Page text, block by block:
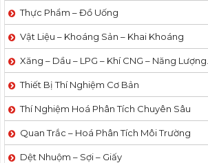
Thực Phẩm – Đồ Uống
Vật Liệu – Khoáng Sản – Khai Khoáng
Xăng – Dầu – LPG – Khí CNG – Năng Lượng…
Thiết Bị Thí Nghiệm Cơ Bản
Thí Nghiệm Hoá Phân Tích Chuyên Sâu
Quan Trắc – Hoá Phân Tích Môi Trường
Dệt Nhuộm – Sợi – Giấy